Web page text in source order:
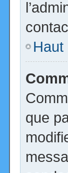
Haut
que